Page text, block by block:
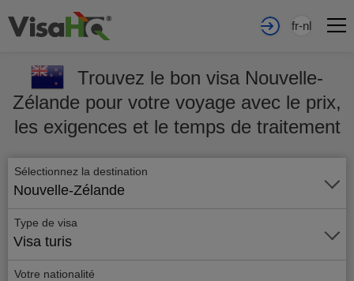
fr-nl
Trouvez le bon visa Nouvelle-
Zélande pour votre voyage avec le prix,
les exigences et le temps de traitement
Sélectionnez la destination
Nouvelle-Zélande
Type de visa
Visa turis
Votre nationalité